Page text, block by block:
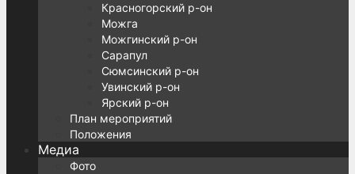
Красногорский р-он
Можга
Можгинский р-он
Сарапул
Сюмсинский р-он
Увинский р-он
Ярский р-он
План мероприятий
Положения
Медиа
Фото